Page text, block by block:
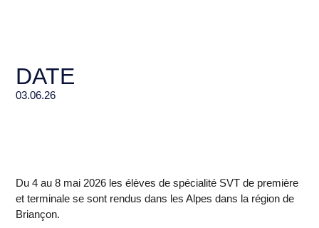
DATE
03.06.26
Du 4 au 8 mai 2026 les élèves de spécialité SVT de première
et terminale se sont rendus dans les Alpes dans la région de
Briançon.